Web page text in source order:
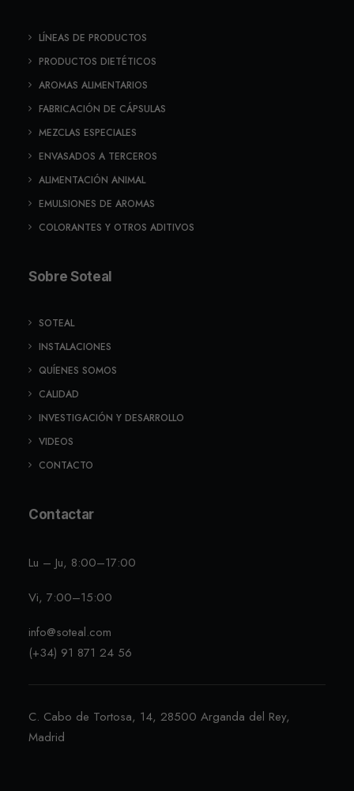
LÍNEAS DE PRODUCTOS
PRODUCTOS DIETÉTICOS
AROMAS ALIMENTARIOS
FABRICACIÓN DE CÁPSULAS
MEZCLAS ESPECIALES
ENVASADOS A TERCEROS
ALIMENTACIÓN ANIMAL
EMULSIONES DE AROMAS
COLORANTES Y OTROS ADITIVOS
Sobre Soteal
SOTEAL
INSTALACIONES
QUÍENES SOMOS
CALIDAD
INVESTIGACIÓN Y DESARROLLO
VIDEOS
CONTACTO
Contactar
Lu – Ju, 8:00–17:00
Vi, 7:00–15:00
info@soteal.com
(+34) 91 871 24 56
C. Cabo de Tortosa, 14, 28500 Arganda del Rey,
Madrid